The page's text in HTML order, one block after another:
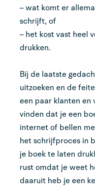
– wat komt er
schrijft, of
– het kost vast heel
drukken.
Bij de laatste
uitzoeken en de
een paar klanten en
vinden dat je een
internet of bellen
het schrijfproces in
je boek te laten
rust omdat je weet
daaruit heb je een